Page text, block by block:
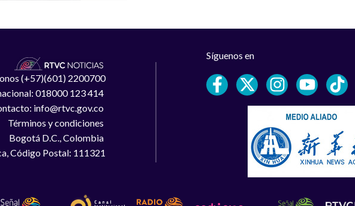
(+57)(601) 2200700
018000 123 414
info@rtvc.gov.co
Términos y condiciones
Bogotá D.C., Colombia
Código Postal: 111321
Síguenos en